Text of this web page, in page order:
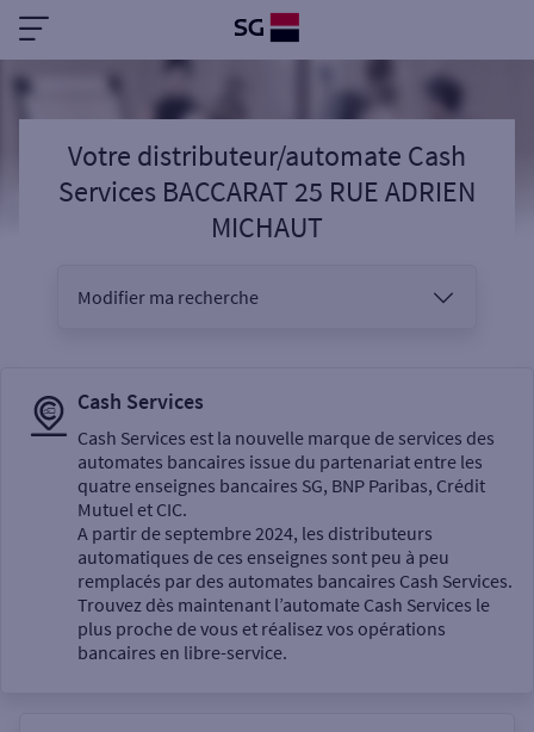
Votre distributeur/automate Cash
Services BACCARAT 25 RUE ADRIEN
MICHAUT
Modifier ma recherche
Sélectionnez votre recherche
Un service
Cash Services
Cash Services est la nouvelle marque de services des
automates bancaires issue du partenariat entre les
quatre enseignes bancaires SG, BNP Paribas, Crédit
Mutuel et CIC.
A partir de septembre 2024, les distributeurs
automatiques de ces enseignes sont peu à peu
remplacés par des automates bancaires Cash Services.
Trouvez dès maintenant l’automate Cash Services le
plus proche de vous et réalisez vos opérations
bancaires en libre-service.